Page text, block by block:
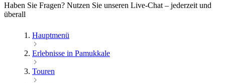
Haben Sie Fragen? Nutzen Sie unseren Live-Chat – jederzeit und
überall
Hauptmenü
Erlebnisse in Pamukkale
Touren